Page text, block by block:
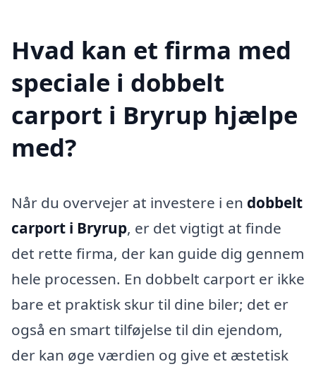
Hvad kan et firma med
speciale i dobbelt
carport i Bryrup hjælpe
med?
Når du overvejer at investere i en dobbelt
carport i Bryrup, er det vigtigt at finde
det rette firma, der kan guide dig gennem
hele processen. En dobbelt carport er ikke
bare et praktisk skur til dine biler; det er
også en smart tilføjelse til din ejendom,
der kan øge værdien og give et æstetisk